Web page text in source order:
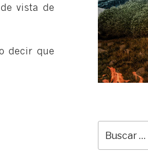
vista de
decir que
por: